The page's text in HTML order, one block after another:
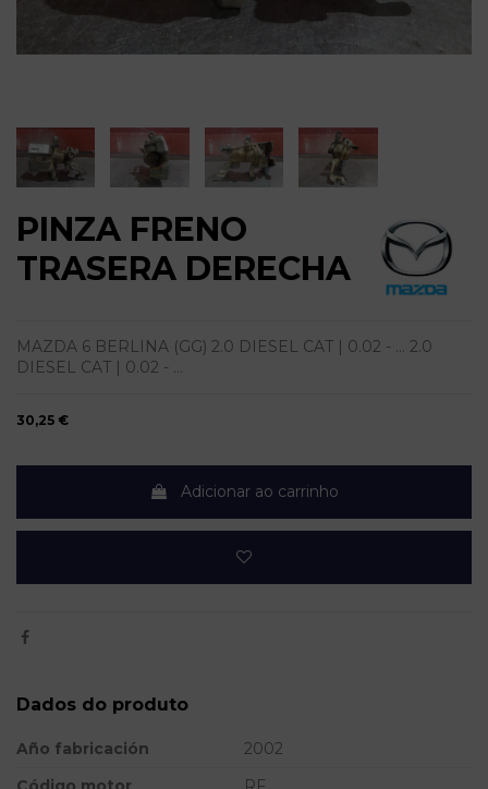
PINZA FRENO
TRASERA DERECHA
MAZDA 6 BERLINA (GG) 2.0 DIESEL CAT | 0.02 - ... 2.0
DIESEL CAT | 0.02 - ...
30,25 €
Adicionar ao carrinho
Dados do produto
Año fabricación
2002